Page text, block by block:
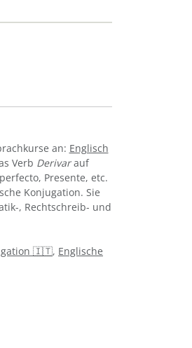
an: Englisch
Verb Derivarauf
Presente, etc.
Konjugation. Sie
, Rechtschreib- und
🇮🇹, Englische